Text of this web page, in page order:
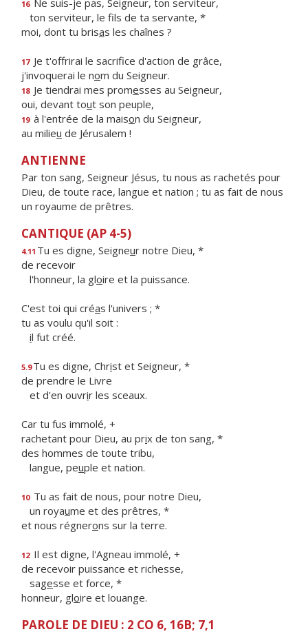
16 Ne suis-je pas, Seigneur, ton serviteur,
ton serviteur, le fls de ta servante, *
moi, dont tu brisas les chaînes ?
17 Je t'offrirai le sacrifce d'action de grâce,
j'invoquerai le nom du Seigneur.
18 Je tiendrai mes promesses au Seigneur,
oui, devant tout son peuple,
19 à l'entrée de la maison du Seigneur,
au milieu de Jérusalem !
ANTIENNE
Par ton sang, Seigneur Jésus, tu nous as rachetés pour
Dieu, de toute race, langue et nation ; tu as fait de nous
un royaume de prêtres.
CANTIQUE (AP 4-5)
4.11 Tu es digne, Seigneur notre Dieu, *
de recevoir
l'honneur, la gloire et la puissance.
C'est toi qui créas l'univers ; *
tu as voulu qu'il soit :
il fut créé.
5.9 Tu es digne, Christ et Seigneur, *
de prendre le Livre
et d'en ouvrir les sceaux.
Car tu fus immolé, +
rachetant pour Dieu, au prix de ton sang, *
des hommes de toute tribu,
langue, peuple et nation.
10 Tu as fait de nous, pour notre Dieu,
un royaume et des prêtres, *
et nous régnerons sur la terre.
12 Il est digne, l'Agneau immolé, +
de recevoir puissance et richesse,
sagesse et force, *
honneur, gloire et louange.
PAROLE DE DIEU : 2 CO 6, 16B; 7,1